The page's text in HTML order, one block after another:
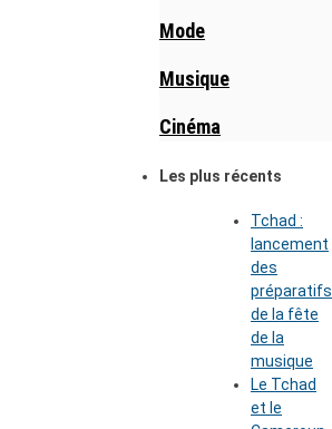
Mode
Musique
Cinéma
Les plus récents
Tchad :
lancement
des
préparatifs
de la fête
de la
musique
Le Tchad
et le